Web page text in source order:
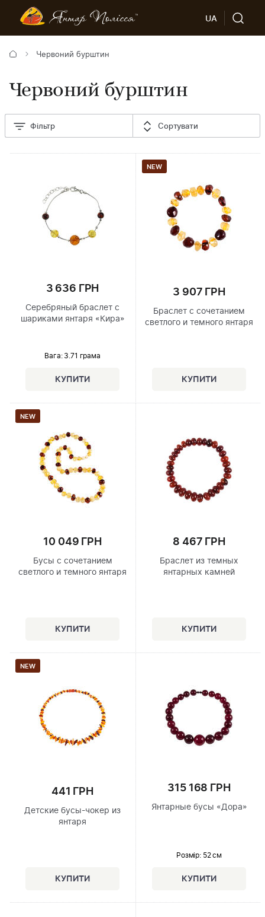
UA
Червоний бурштин
Червоний бурштин
Фільтр Сортувати
3 636 ГРН
Серебряный браслет с
шариками янтаря «Кира»
Вага: 3.71 грама
NEW
3 907 ГРН
Браслет с сочетанием
светлого и темного янтаря
NEW
10 049 ГРН
Бусы с сочетанием
светлого и темного янтаря
8 467 ГРН
Браслет из темных
янтарных камней
NEW
441 ГРН
Детские бусы-чокер из
янтаря
315 168 ГРН
Янтарные бусы «Дора»
Розмір: 52 см